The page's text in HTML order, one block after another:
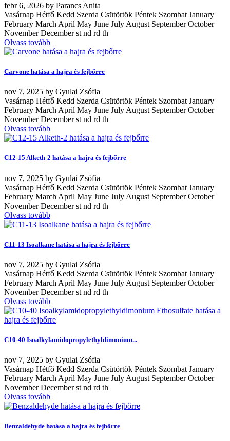
febr6, 2026 by Parancs Anita
Vasárnap Hétfő Kedd Szerda Csütörtök Péntek Szombat January
February March April May June July August September October
November December st nd rd th
Olvass tovább
Carvone hatása a hajra és fejbőrre
nov 7, 2025 by Gyulai Zsófia
Vasárnap Hétfő Kedd Szerda Csütörtök Péntek Szombat January
February March April May June July August September October
November December st nd rd th
Olvass tovább
C12-15 Alketh-2 hatása a hajra és fejbőrre
nov 7, 2025 by Gyulai Zsófia
Vasárnap Hétfő Kedd Szerda Csütörtök Péntek Szombat January
February March April May June July August September October
November December st nd rd th
Olvass tovább
C11-13 Isoalkane hatása a hajra és fejbőrre
nov 7, 2025 by Gyulai Zsófia
Vasárnap Hétfő Kedd Szerda Csütörtök Péntek Szombat January
February March April May June July August September October
November December st nd rd th
Olvass tovább
C10-40 Isoalkylamidopropylethyldimonium...
nov 7, 2025 by Gyulai Zsófia
Vasárnap Hétfő Kedd Szerda Csütörtök Péntek Szombat January
February March April May June July August September October
November December st nd rd th
Olvass tovább
Benzaldehyde hatása a hajra és fejbőrre